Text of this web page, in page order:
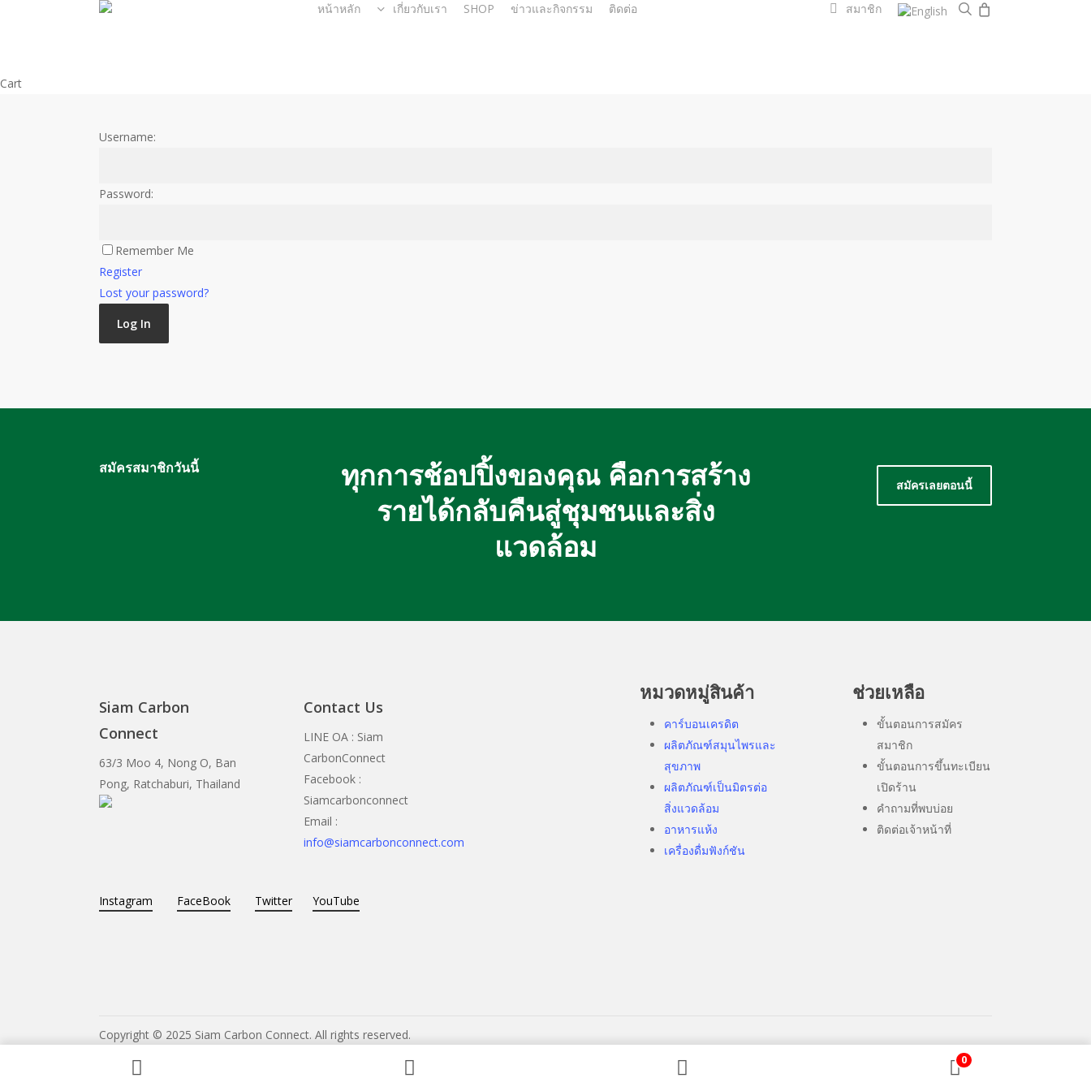
หน้าหลัก เกี่ยวกับเรา SHOP ข่าวและกิจกรรม ติดต่อ สมาชิก search
CartClose
Username:
Password:
Remember Me
Register
Lost your password?
สมัครสมาชิกวันนี้
ทุกการช้อปปิ้งของคุณ คือการสร้าง
รายได้กลับคืนสู่ชุมชนและสิ่ง
แวดล้อม
สมัครเลยตอนนี้
Siam Carbon
Connect
63/3 Moo 4, Nong O, Ban
Pong, Ratchaburi, Thailand
Contact Us
LINE OA : Siam
CarbonConnect
Facebook :
Siamcarbonconnect
Email :
info@siamcarbonconnect.com
Instagram FaceBook Twitter YouTube
หมวดหมู่สินค้า
คาร์บอนเครดิต
ผลิตภัณฑ์สมุนไพรและ
สุขภาพ
ผลิตภัณฑ์เป็นมิตรต่อ
สิ่งแวดล้อม
อาหารแห้ง
เครื่องดื่มฟังก์ชัน
ช่วยเหลือ
ขั้นตอนการสมัคร
สมาชิก
ขั้นตอนการขึ้นทะเบียน
เปิดร้าน
คำถามที่พบบ่อย
ติดต่อเจ้าหน้าที่
Copyright © 2025 Siam Carbon Connect. All rights reserved.
0